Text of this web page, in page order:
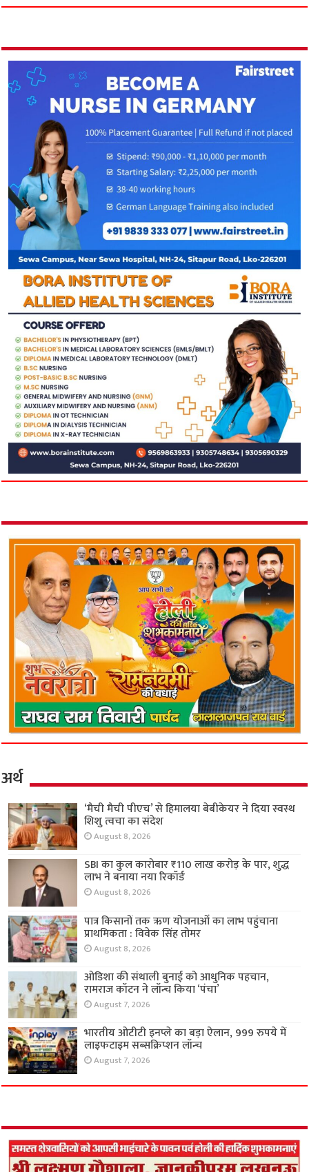
अर्थ
‘मैची मैची पीएच’ से हिमालया बेबीकेयर ने दिया स्वस्थ
शिशु त्वचा का संदेश
August 8, 2026
SBI का कुल कारोबार ₹110 लाख करोड़ के पार, शुद्ध
लाभ ने बनाया नया रिकॉर्ड
August 8, 2026
पात्र किसानों तक ऋण योजनाओं का लाभ पहुंचाना
प्राथमिकता : विवेक सिंह तोमर
August 8, 2026
ओडिशा की संथाली बुनाई को आधुनिक पहचान,
रामराज कॉटन ने लॉन्च किया ‘पंचा’
August 7, 2026
भारतीय ओटीटी इनप्ले का बड़ा ऐलान, 999 रुपये में
लाइफटाइम सब्सक्रिप्शन लॉन्च
August 7, 2026